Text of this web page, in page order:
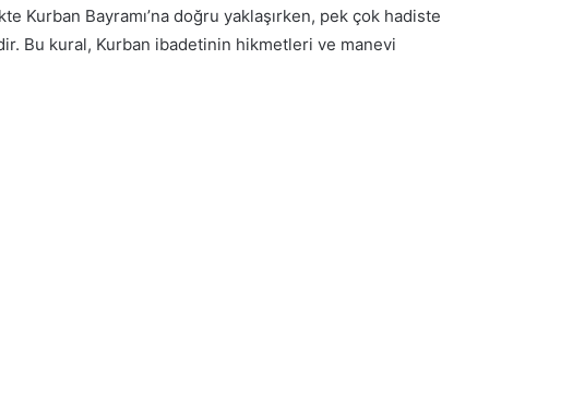
Kurban Bayramı’na doğru yaklaşırken, pek çok hadiste
Bu kural, Kurban ibadetinin hikmetleri ve manevi